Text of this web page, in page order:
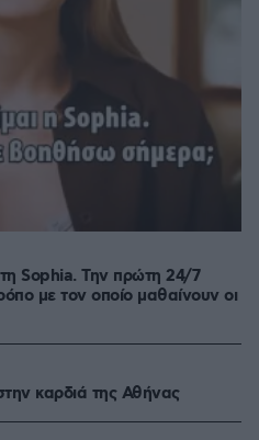
Sophia. Την πρώτη 24/7
με τον οποίο μαθαίνουν οι
καρδιά της Αθήνας